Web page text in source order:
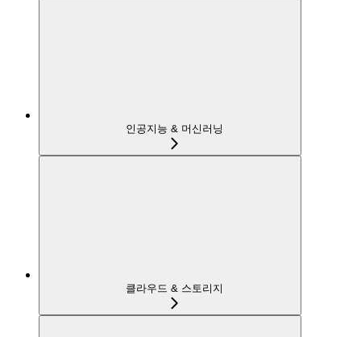
인공지능 & 머신러닝
클라우드 & 스토리지